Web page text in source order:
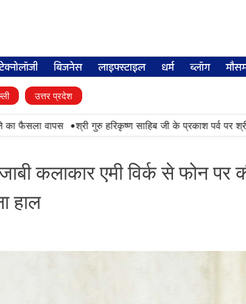
बिजनेस लाइफ्स्टाइल धर्म ब्लॉग
उत्तर प्रदेश
फैसला वापस •श्री गुरु हरिकृष्ण साहिब जी के प्रकाश पर्व पर श्री
कलाकार एमी विर्क से फोन पर
हाल